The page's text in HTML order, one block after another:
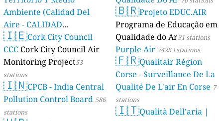
Ambiente (Calidad Del
Aire - CALIDAD
AMBIENTAL) 23 stations
🇮🇪Cork City Council
CCC Cork City Council Air
Monitoring Project53
stations
🇮🇳CPCB - India Central
Pollution Control Board 586
stations
🇧🇷Projeto EDUC.AIR
Programa de Educação em
Qualidade do Ar31 stations
Purple Air 74253 stations
🇫🇷Qualitair Région
Corse - Surveillance De La
Qualité De L'air En Corse 7
stations
🇮🇹Qualità Dell’aria |